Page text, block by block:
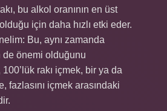
bu alkol oranının en üst
için daha hızlı etki eder.
Bu, aynı zamanda
önemi olduğunu
100’lük rakı içmek, bir ya da
fazlasını içmek arasındaki